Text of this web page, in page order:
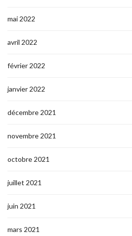
mai 2022
avril 2022
février 2022
janvier 2022
décembre 2021
novembre 2021
octobre 2021
juillet 2021
juin 2021
mars 2021